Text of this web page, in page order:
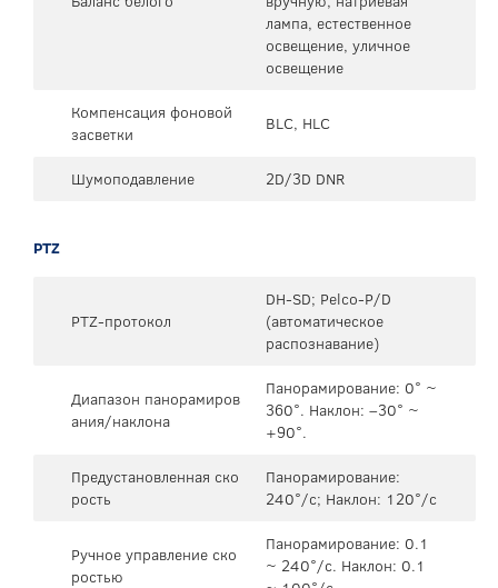
лампа, естественное
освещение, уличное
освещение
Компенсация фоновой
засветки
BLC, HLC
Шумоподавление 2D/3D DNR
PTZ
PTZ-протокол
DH-SD; Pelco-P/D
(автоматическое
распознавание)
Диапазон панорамиров
ания/наклона
Панорамирование: 0° ~
360°. Наклон: –30° ~
+90°.
Предустановленная ско
рость
Панорамирование:
240°/с; Наклон: 120°/с
Ручное управление ско
ростью
Панорамирование: 0.1
~ 240°/с. Наклон: 0.1